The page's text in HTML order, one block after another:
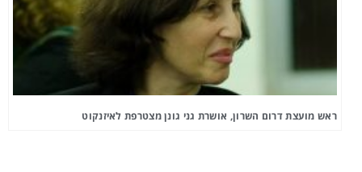
ראש מועצת דרום השרון, אושרת גני גונן מצטרפת לאיזנקוט